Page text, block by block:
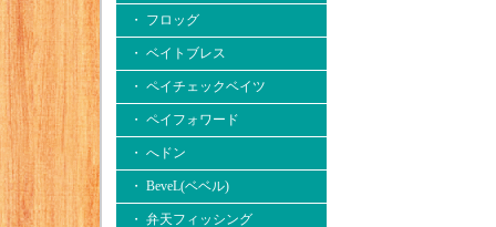
・ フロッグ
・ ベイトブレス
・ ペイチェックベイツ
・ ペイフォワード
・ へドン
・ BeveL(ベベル)
・ 弁天フィッシング